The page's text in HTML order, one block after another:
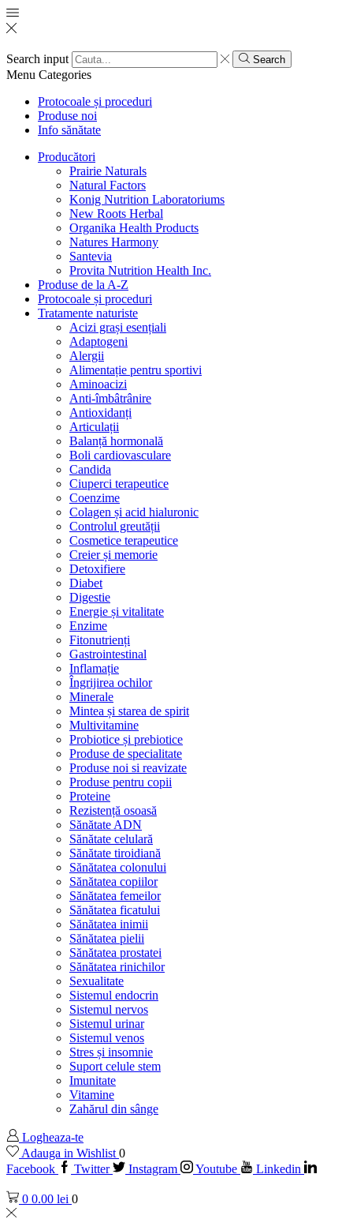
Search input Search
Menu Categories
Protocoale și proceduri
Produse noi
Info sănătate
Producători
Prairie Naturals
Natural Factors
Konig Nutrition Laboratoriums
New Roots Herbal
Organika Health Products
Natures Harmony
Santevia
Provita Nutrition Health Inc.
Produse de la A-Z
Protocoale și proceduri
Tratamente naturiste
Acizi grași esențiali
Adaptogeni
Alergii
Alimentație pentru sportivi
Aminoacizi
Anti-îmbâtrânire
Antioxidanți
Articulații
Balanță hormonală
Boli cardiovasculare
Candida
Ciuperci terapeutice
Coenzime
Colagen și acid hialuronic
Controlul greutății
Cosmetice terapeutice
Creier și memorie
Detoxifiere
Diabet
Digestie
Energie și vitalitate
Enzime
Fitonutrienți
Gastrointestinal
Inflamație
Îngrijirea ochilor
Minerale
Mintea și starea de spirit
Multivitamine
Probiotice și prebiotice
Produse de specialitate
Produse noi si reavizate
Produse pentru copii
Proteine
Rezistență osoasă
Sănătate ADN
Sănătate celulară
Sănătate tiroidiană
Sănătatea colonului
Sănătatea copiilor
Sănătatea femeilor
Sănătatea ficatului
Sănătatea inimii
Sănătatea pielii
Sănătatea prostatei
Sănătatea rinichilor
Sexualitate
Sistemul endocrin
Sistemul nervos
Sistemul urinar
Sistemul venos
Stres și insomnie
Suport celule stem
Imunitate
Vitamine
Zahărul din sânge
Logheaza-te
Adauga in Wishlist 0
Facebook
Twitter Instagram Youtube Linkedin
0 0.00 lei 0